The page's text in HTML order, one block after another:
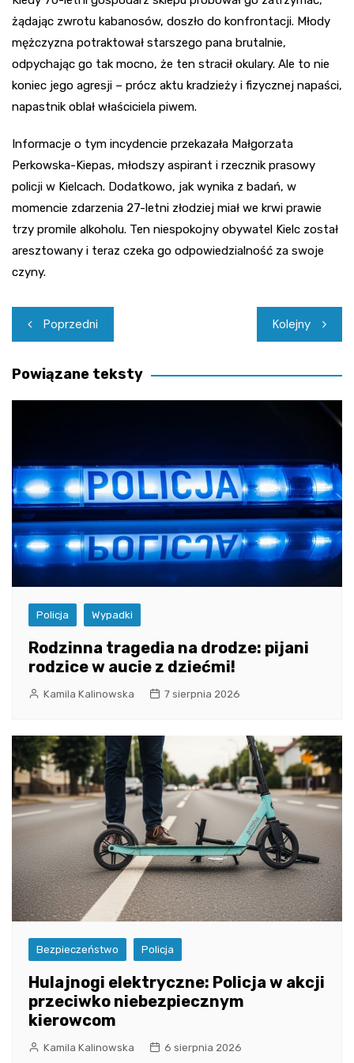
żądając zwrotu kabanosów, doszło do konfrontacji. Młody
mężczyzna potraktował starszego pana brutalnie,
odpychając go tak mocno, że ten stracił okulary. Ale to nie
koniec jego agresji – prócz aktu kradzieży i fizycznej napaści,
napastnik oblał właściciela piwem.
Informacje o tym incydencie przekazała Małgorzata
Perkowska-Kiepas, młodszy aspirant i rzecznik prasowy
policji w Kielcach. Dodatkowo, jak wynika z badań, w
momencie zdarzenia 27-letni złodziej miał we krwi prawie
trzy promile alkoholu. Ten niespokojny obywatel Kielc został
aresztowany i teraz czeka go odpowiedzialność za swoje
czyny.
Nawigacja
wpisu
Poprzedni Kolejny
Powiązane teksty
Policja Wypadki
Rodzinna tragedia na drodze: pijani
rodzice w aucie z dziećmi!
Kamila Kalinowska 7 sierpnia 2026
Bezpieczeństwo Policja
Hulajnogi elektryczne: Policja w akcji
przeciwko niebezpiecznym
kierowcom
Kamila Kalinowska 6 sierpnia 2026